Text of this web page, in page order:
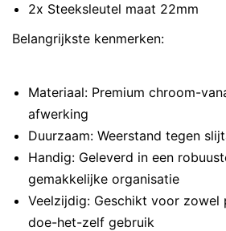
2x Steeksleutel maat 22mm
Belangrijkste kenmerken:
Materiaal: Premium chroom-
afwerking
Duurzaam: Weerstand tegen
Handig: Geleverd in een
gemakkelijke organisatie
Veelzijdig: Geschikt voor zowel
doe-het-zelf gebruik